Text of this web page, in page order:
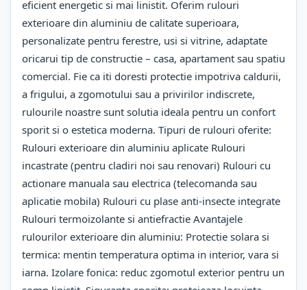
eficient energetic si mai linistit. Oferim rulouri
exterioare din aluminiu de calitate superioara,
personalizate pentru ferestre, usi si vitrine, adaptate
oricarui tip de constructie – casa, apartament sau spatiu
comercial. Fie ca iti doresti protectie impotriva caldurii,
a frigului, a zgomotului sau a privirilor indiscrete,
rulourile noastre sunt solutia ideala pentru un confort
sporit si o estetica moderna. Tipuri de rulouri oferite:
Rulouri exterioare din aluminiu aplicate Rulouri
incastrate (pentru cladiri noi sau renovari) Rulouri cu
actionare manuala sau electrica (telecomanda sau
aplicatie mobila) Rulouri cu plase anti-insecte integrate
Rulouri termoizolante si antiefractie Avantajele
rulourilor exterioare din aluminiu: Protectie solara si
termica: mentin temperatura optima in interior, vara si
iarna. Izolare fonica: reduc zgomotul exterior pentru un